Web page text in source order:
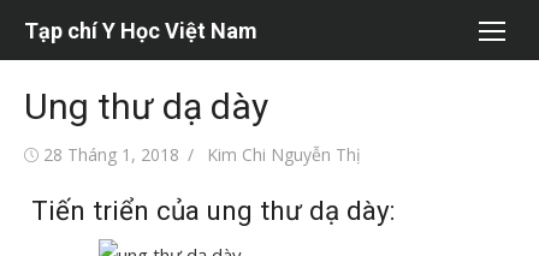
dung
Tạp chí Y Học Việt Nam
Ung thư dạ dày
Đăng28 Tháng 1, 2018
Tác
Kim Chi Nguyễn Thị
Tiến triển của ung thư dạ dày: